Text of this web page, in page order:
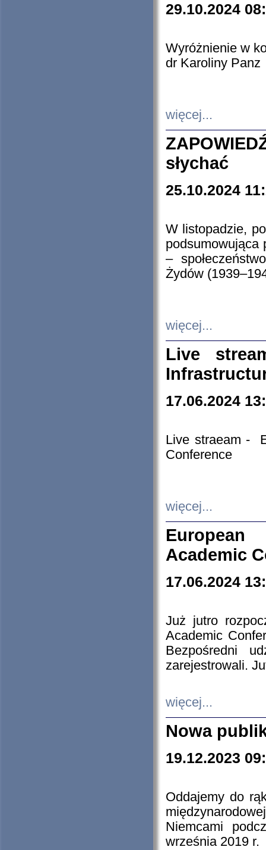
29.10.2024
Wyróżnienie w
dr Karoliny Panz
więcej...
słychać
25.10.2024
W listopadzie,
podsumowująca
–
Żydów
więcej...
Live
17.06.2024
Live straeam -
Conference
więcej...
European
Academic
17.06.2024
Już jutro
Academic
Bezpośredni
zarejestrowali.
więcej...
Nowa
19.12.2023
Oddajemy do
Niemcami
września 2019 r.